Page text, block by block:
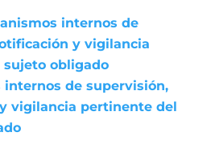
internos de
y vigilancia
obligado
internos de supervisión,
vigilancia pertinente del